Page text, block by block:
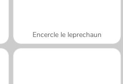
Encercle le leprechaun